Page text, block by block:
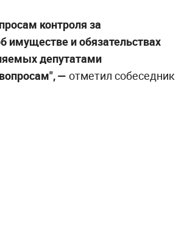
контроля за
имуществе и обязательствах
депутатами
— отметил собеседник